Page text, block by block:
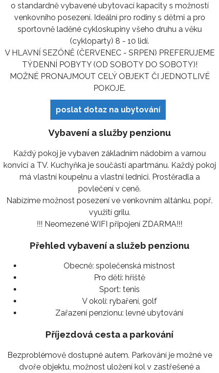
o standardně vybavené ubytovací kapacity s možností
venkovního posezení. Ideální pro rodiny s dětmi a pro
sportovně laděné cykloskupiny všeho druhu a věku
(cykloparty) 8 - 10 lidí.
V HLAVNÍ SEZÓNĚ (ČERVENEC - SRPEN) PREFERUJEME
TÝDENNÍ POBYTY (OD SOBOTY DO SOBOTY)!
MOŽNÉ PRONAJMOUT CELÝ OBJEKT ČI JEDNOTLIVÉ
POKOJE.
poslat dotaz na ubytování
Vybavení a služby penzionu
Každý pokoj je vybaven základním nádobím a varnou
konvicí a TV. Kuchyňka je součástí apartmánu. Každý pokoj
má vlastní koupelnu a vlastní lednici. Prostěradla a
povlečení v ceně.
Nabízíme možnost posezení ve venkovním altánku, popř.
využití grilu.
!!! Neomezené WIFI připojení ZDARMA!!!
Přehled vybavení a služeb penzionu
Obecně: společenská místnost
Pro děti: hřiště
Sport: tenis
V okolí: rybaření, golf
Zařazení penzionu: levné ubytování
Příjezdová cesta a parkování
Bezproblémově dostupné autem. Parkování je možné ve
dvoře objektu, možnost uložení kol v zastřešené a